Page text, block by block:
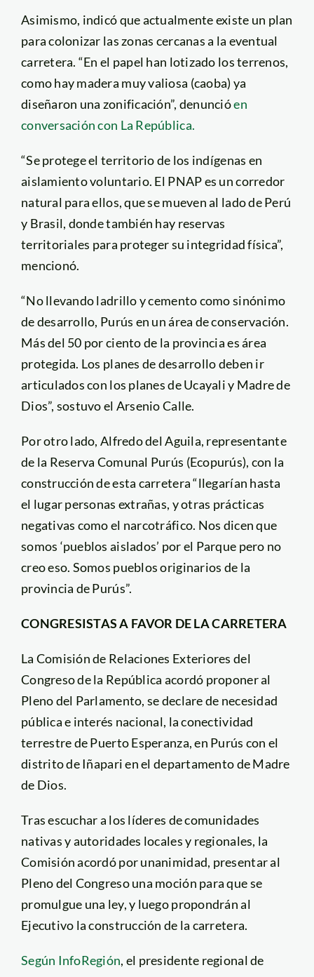
Asimismo, indicó que actualmente existe un plan
para colonizar las zonas cercanas a la eventual
carretera. “En el papel han lotizado los terrenos,
como hay madera muy valiosa (caoba) ya
diseñaron una zonificación”, denuncióen
conversación con La República.
“Se protege el territorio de los indígenas en
aislamiento voluntario. El PNAP es un corredor
natural para ellos, que se mueven al lado de Perú
y Brasil, donde también hay reservas
territoriales para proteger su integridad física”,
mencionó.
“No llevando ladrillo y cemento como sinónimo
de desarrollo, Purús en un área de conservación.
Más del 50 por ciento de la provincia es área
protegida. Los planes de desarrollo deben ir
articulados con los planes de Ucayali y Madre de
Dios”, sostuvo el Arsenio Calle.
Por otro lado, Alfredo del Aguila, representante
de la Reserva Comunal Purús (Ecopurús), con la
construcción de esta carretera “llegarían hasta
el lugar personas extrañas, y otras prácticas
negativas como el narcotráfico. Nos dicen que
somos ‘pueblos aislados’ por el Parque pero no
creo eso. Somos pueblos originarios de la
provincia de Purús”.
CONGRESISTAS A FAVOR DE LA CARRETERA
La Comisión de Relaciones Exteriores del
Congreso de la República acordó proponer al
Pleno del Parlamento, se declare de necesidad
pública e interés nacional, la conectividad
terrestre de Puerto Esperanza, en Purús con el
distrito de Iñapari en el departamento de Madre
de Dios.
Tras escuchar a los líderes de comunidades
nativas y autoridades locales y regionales, la
Comisión acordó por unanimidad, presentar al
Pleno del Congreso una moción para que se
promulgue una ley, y luego propondrán al
Ejecutivo la construcción de la carretera.
Según InfoRegión, el presidente regional de